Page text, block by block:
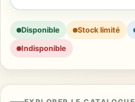
Disponible Stock limité
Indisponible